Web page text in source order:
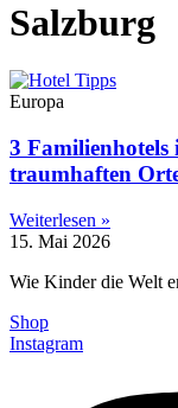
Salzburg
Europa
3 Familienhotels
traumhaften
Weiterlesen »
15. Mai 2026
Wie Kinder die Welt
Shop
Instagram